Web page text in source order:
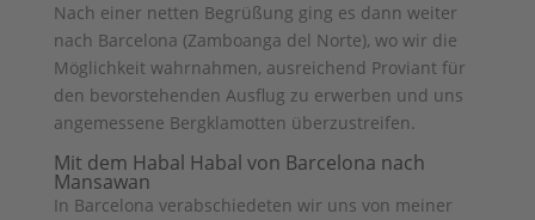
Nach einer netten Begrüßung ging es dann weiter
nach Barcelona (Zamboanga del Norte), wo wir die
Möglichkeit wahrnahmen, ausreichend Proviant für
den bevorstehenden Ausflug zu erwerben und uns
angemessene Bergklamotten überzustreifen.
Mit dem Habal Habal von Barcelona nach
Mansawan
In Barcelona verabschiedeten wir uns von meiner